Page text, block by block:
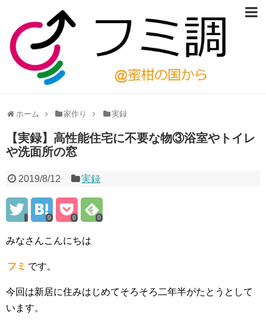
ホーム 家作り 実録
【実録】高性能住宅に不要な物③浴室やトイレ
や洗面所の窓
2019/8/12 実録
0 0 0
みなさんこんにちは
フミ です。
今回は新居に住みはじめてそろそろ二年半がたとうとして
います。